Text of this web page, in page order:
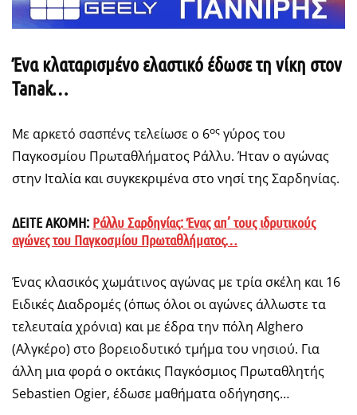
Ένα κλαταρισμένο ελαστικό έδωσε τη νίκη στον
Tanak…
Με αρκετό σασπένς τελείωσε ο 6ος γύρος του
Παγκοσμίου Πρωταθλήματος Ράλλυ. Ήταν ο αγώνας
στην Ιταλία και συγκεκριμένα στο νησί της Σαρδηνίας.
ΔΕΙΤΕ ΑΚΟΜΗ: Ράλλυ Σαρδηνίας: Ένας απ’ τους ιδρυτικούς
αγώνες του Παγκοσμίου Πρωταθλήματος…
Ένας κλασικός χωμάτινος αγώνας με τρία σκέλη και 16
Ειδικές Διαδρομές (όπως όλοι οι αγώνες άλλωστε τα
τελευταία χρόνια) και με έδρα την πόλη Alghero
(Αλγκέρο) στο βορειοδυτικό τμήμα του νησιού. Για
άλλη μια φορά ο οκτάκις Παγκόσμιος Πρωταθλητής
Sebastien Ogier, έδωσε μαθήματα οδήγησης…